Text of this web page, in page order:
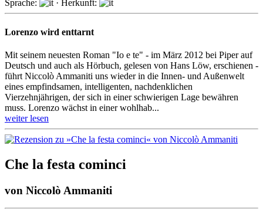
Sprache:
· Herkunft:
Lorenzo wird enttarnt
Mit seinem neuesten Roman "Io e te" - im März 2012 bei Piper auf
Deutsch und auch als Hörbuch, gelesen von Hans Löw, erschienen -
führt Niccolò Ammaniti uns wieder in die Innen- und Außenwelt
eines empfindsamen, intelligenten, nachdenklichen
Vierzehnjährigen, der sich in einer schwierigen Lage bewähren
muss. Lorenzo wächst in einer wohlhab...
weiter lesen
Che la festa cominci
von Niccolò Ammaniti